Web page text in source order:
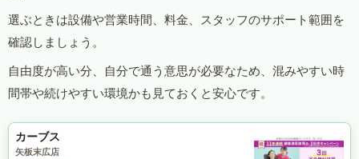
選ぶときは設備や営業時間、料金、スタッフのサポート範囲を
確認しましょう。
自由度が高い分、自分で通う意思が必要なため、混みやすい時
間帯や続けやすい環境かも見ておくと安心です。
カーブス
矢板末広店